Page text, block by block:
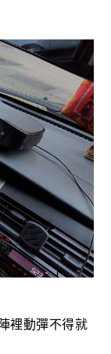
裡動彈不得就